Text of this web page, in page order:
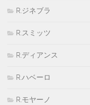
R.ジネブラ
R.スミッツ
R.ディアンス
R.ハベーロ
R.モヤーノ